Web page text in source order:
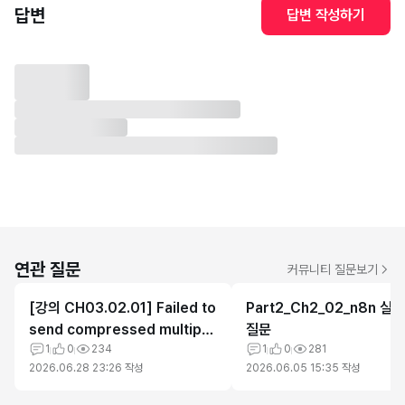
답변 답변 작성하기
연관 질문 커뮤니티 질문보기
[강의 CH03.02.01] Failed to
send compressed multipar
t ingest: langsmith.utils.Lan
gSmithError:.계속 발생합니다
1 0
234
2026.06.28 23:26 작성
Part2_Ch2_02_n8n 실
질문
1 0
281
2026.06.05 15:35 작성